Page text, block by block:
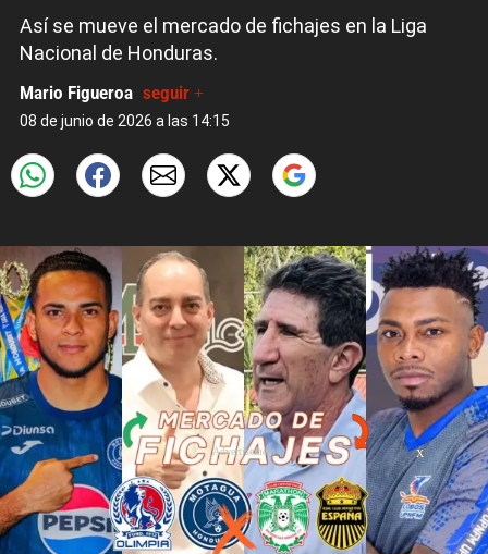
Así se mueve el mercado de fichajes en la Liga
Nacional de Honduras.
Mario Figueroa seguir +
08 de junio de 2026 a las 14:15
X